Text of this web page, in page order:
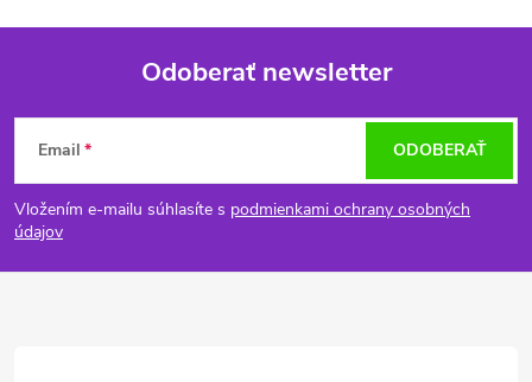
Z
á
p
Odoberať newsletter
Email
Vložením e-mailu súhlasíte s podmienkami ochrany osobných
údajov
ODOBERAŤ